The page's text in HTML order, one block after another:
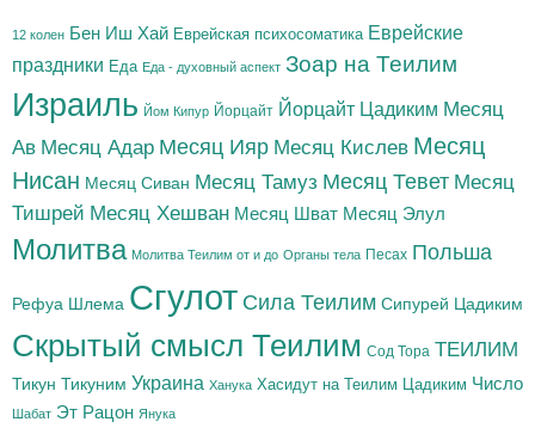
12 колен Бен Иш Хай Еврейская психосоматика Еврейские
праздники Еда Еда - духовный аспект Зоар на Теилим
Израиль Йом Кипур Йорцайт Йорцайт Цадиким Месяц
Ав Месяц Адар Месяц Ияр Месяц Кислев Месяц
Нисан Месяц Сиван Месяц Тамуз Месяц Тевет Месяц
Тишрей Месяц Хешван Месяц Шват Месяц Элул
Молитва Молитва Теилим от и до Органы тела Песах Польша
Рефуа Шлема Сгулот Сила Теилим Сипурей Цадиким
Скрытый смысл Теилим Сод Тора ТЕИЛИМ
Тикун Тикуним Украина Ханука Хасидут на Теилим Цадиким Число
Шабат Эт Рацон Янука